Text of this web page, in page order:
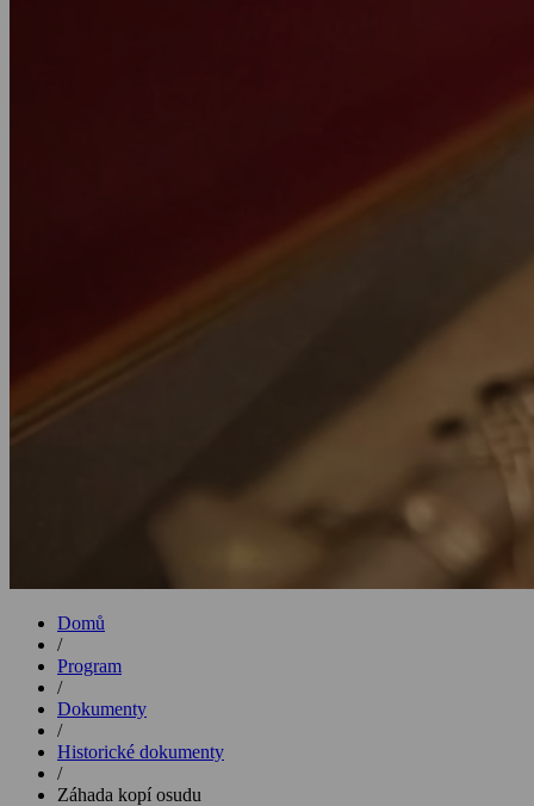
Domů
/
Program
/
Dokumenty
/
Historické dokumenty
/
Záhada kopí osudu